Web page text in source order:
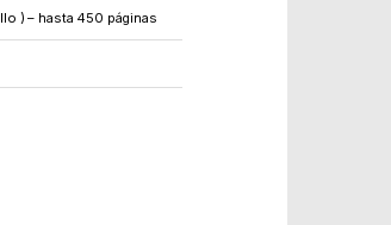
) – hasta 450 páginas